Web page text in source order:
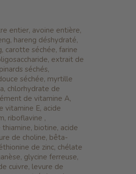
entier, avoine entière,
hareng déshydraté,
carotte séchée, farine
extrait de
séchés,
séchée, myrtille
chlorhydrate de
de vitamine A,
vitamine E, acide
riboflavine ,
biotine, acide
de choline, bêta-
de zinc, chélate
glycine ferreuse,
cuivre, levure de